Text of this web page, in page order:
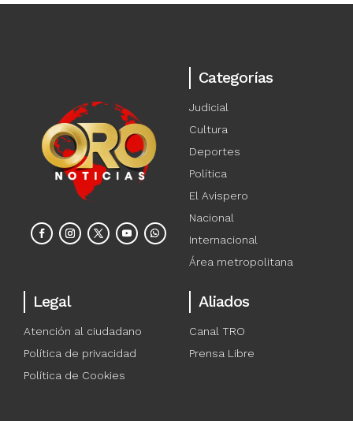
Categorías
Judicial
Cultura
Deportes
Política
El Avispero
Nacional
Internacional
Área metropolitana
Legal
Atención al ciudadano
Política de privacidad
Política de Cookies
Aliados
Canal TRO
Prensa Libre